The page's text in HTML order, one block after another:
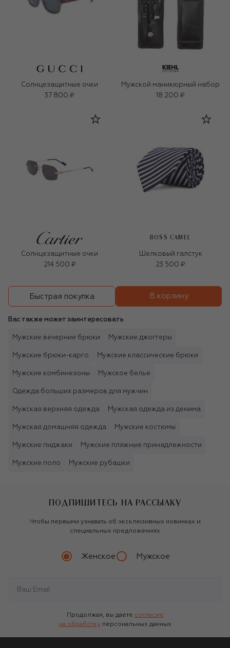
Солнцезащитные очки
37 800 ₽
Мужской маникюрный набор
18 200 ₽
Солнцезащитные очки
214 500 ₽
BOSS CAMEL
Шелковый галстук
23 500 ₽
Быстрая покупка В корзину
Вас также может заинтересовать
Мужские вечерние брюки Мужские джоггеры
Мужские брюки-карго Мужские классические брюки
Мужские комбинезоны Мужское бельё
Одежда больших размеров для мужчин
Мужская верхняя одежда Мужская одежда из денима
Мужская домашняя одежда Мужские костюмы
Мужские пиджаки Мужские пляжные принадлежности
Мужские поло Мужские рубашки
ПОДПИШИТЕСЬ НА РАССЫЛКУ
Чтобы первыми узнавать об эксклюзивных новинках и
специальных предложениях
Женское Мужское
Продолжая, вы даете согласие
на обработку персональных данных